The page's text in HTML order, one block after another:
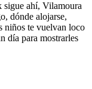
sigue ahí, Vilamoura
dónde alojarse,
niños te vuelvan loco
día para mostrarles